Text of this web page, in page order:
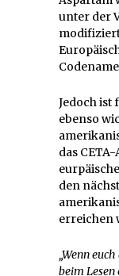
unter der
Jedoch ist
ebenso
das
den
erreichen
„Wenn
beim Lesen